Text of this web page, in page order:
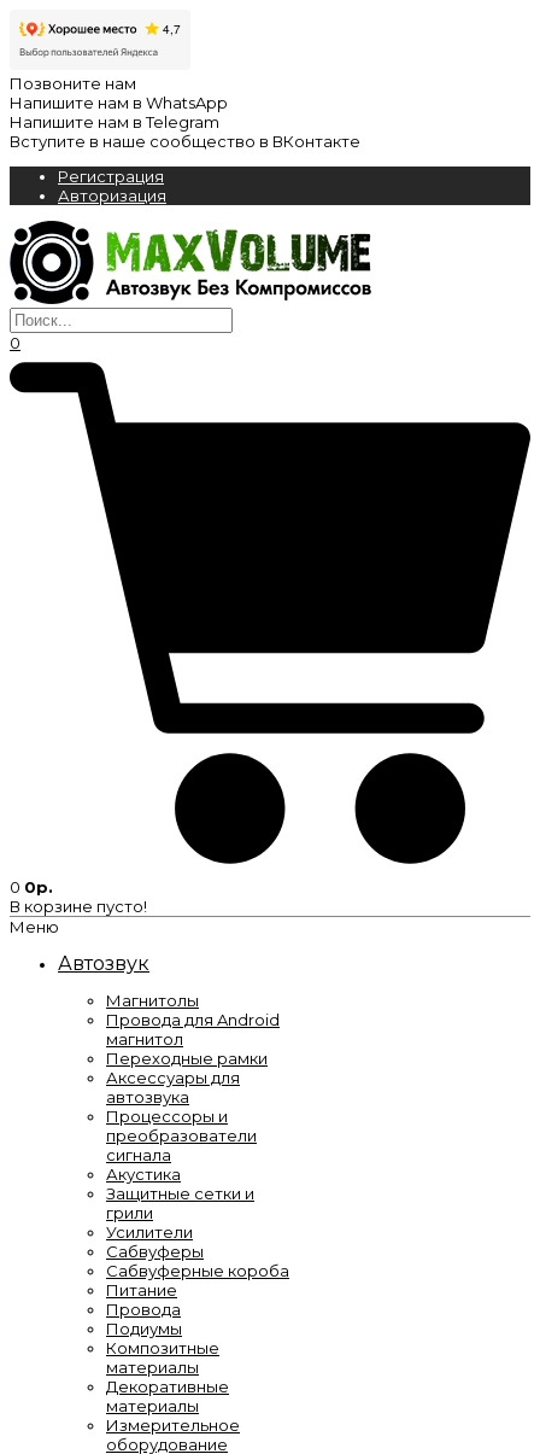
Позвоните нам
Напишите нам в WhatsApp
Напишите нам в Telegram
Вступите в наше сообщество в ВКонтакте
Регистрация
Авторизация
0
0 0р.
В корзине пусто!
Меню
Автозвук
Магнитолы
Провода для Android
магнитол
Переходные рамки
Аксессуары для
автозвука
Процессоры и
преобразователи
сигнала
Акустика
Защитные сетки и
грили
Усилители
Сабвуферы
Сабвуферные короба
Питание
Провода
Подиумы
Композитные
материалы
Декоративные
материалы
Измерительное
оборудование